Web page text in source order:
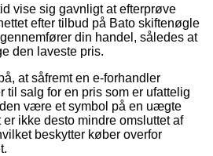
vise sig gavnligt at efterprøve
efter tilbud på Bato skiftenøgle
din handel, således at
den laveste pris.
at såfremt en e-forhandler
til salg for en pris som er ufattelig
være et symbol på en uægte
ikke desto mindre omsluttet af
beskytter køber overfor